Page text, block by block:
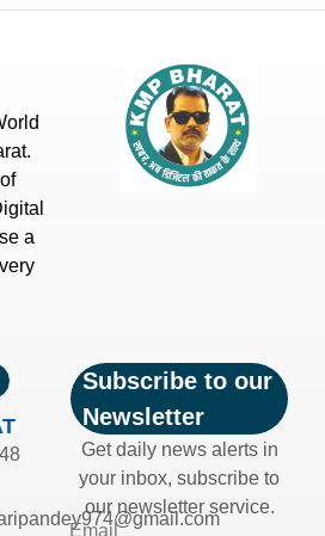
a
Subscribe to our
Newsletter
Get daily news alerts in
your inbox, subscribe to
our newsletter service.
Email